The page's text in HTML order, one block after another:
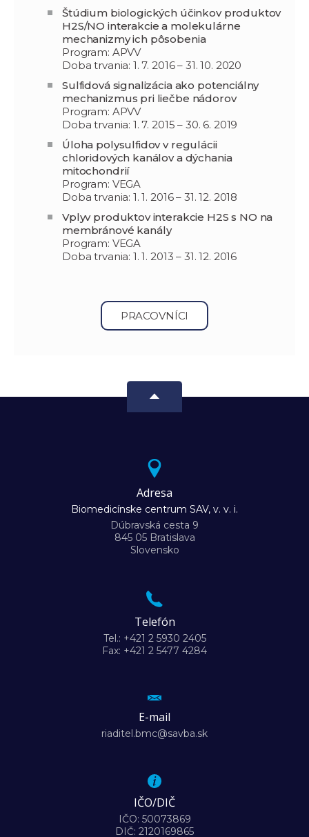
Štúdium biologických účinkov produktov
H2S/NO interakcie a molekulárne
mechanizmy ich pôsobenia
Program: APVV
Doba trvania: 1. 7. 2016 – 31. 10. 2020
Sulfidová signalizácia ako potenciálny
mechanizmus pri liečbe nádorov
Program: APVV
Doba trvania: 1. 7. 2015 – 30. 6. 2019
Úloha polysulfidov v regulácii
chloridových kanálov a dýchania
mitochondrií
Program: VEGA
Doba trvania: 1. 1. 2016 – 31. 12. 2018
Vplyv produktov interakcie H2S s NO na
membránové kanály
Program: VEGA
Doba trvania: 1. 1. 2013 – 31. 12. 2016
PRACOVNÍCI
Adresa
Biomedicínske centrum SAV, v. v. i.
Dúbravská cesta 9
845 05 Bratislava
Slovensko
Telefón
Tel.: +421 2 5930 2405
Fax: +421 2 5477 4284
E-mail
riaditel.bmc@savba.sk
IČO/DIČ
IČO: 50073869
DIČ: 2120169865